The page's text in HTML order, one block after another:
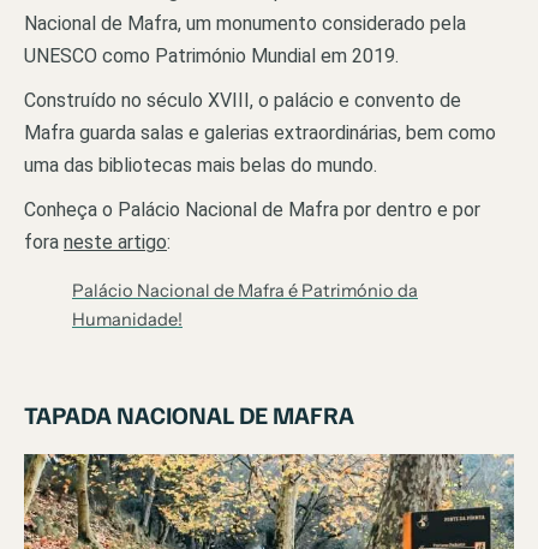
Nacional de Mafra, um monumento considerado pela
UNESCO como Património Mundial em 2019.
Construído no século XVIII, o palácio e convento de
Mafra guarda salas e galerias extraordinárias, bem como
uma das bibliotecas mais belas do mundo.
Conheça o Palácio Nacional de Mafra por dentro e por
fora neste artigo:
Palácio Nacional de Mafra é Património da
Humanidade!
TAPADA NACIONAL DE MAFRA